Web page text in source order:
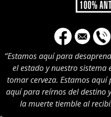
“Estamos aquí para
el estado y nuestro sistema
tomar cerveza. Estamos
aquí para reírnos del destino
la muerte tiemble al